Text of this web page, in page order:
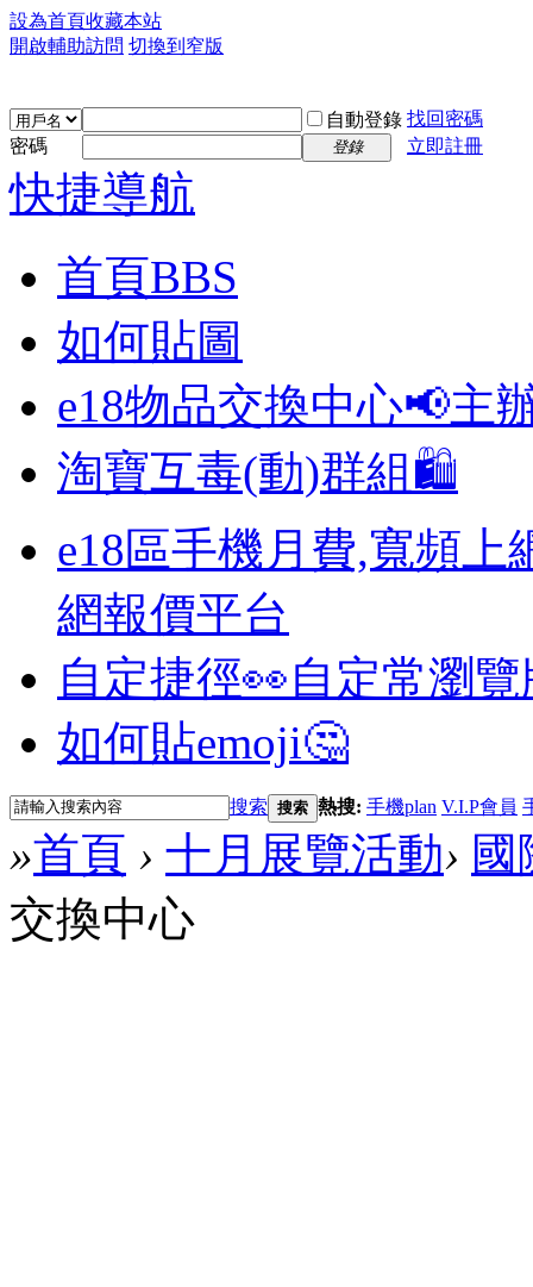
設為首頁收藏本站
開啟輔助訪問 切換到窄版
自動登錄 找回密碼
密碼
登錄 立即註冊
快捷導航
首頁BBS
如何貼圖
e18物品交換中心📢主
淘寶互毒(動)群組🛍️
e18區手機月費,寬頻上
網報價平台
自定捷徑👀自定常瀏
如何貼emoji🤔
搜索 搜索 熱搜: 手機plan V.I.P會員
»首頁 › 十月展覽活動› 國
交換中心